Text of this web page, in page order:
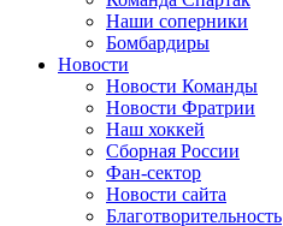
Наши соперники
Бомбардиры
Новости
Новости Команды
Новости Фратрии
Наш хоккей
Сборная России
Фан-cектор
Новости сайта
Благотворительность